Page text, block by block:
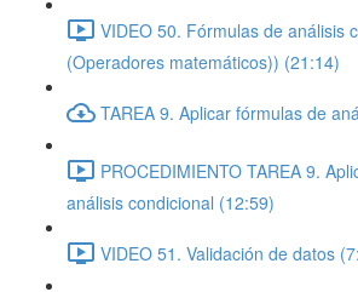
VIDEO 50. Fórmulas de análisis
(Operadores matemáticos)) (21:14)
TAREA 9. Aplicar fórmulas de
PROCEDIMIENTO TAREA 9.
análisis condicional (12:59)
VIDEO 51. Validación de datos